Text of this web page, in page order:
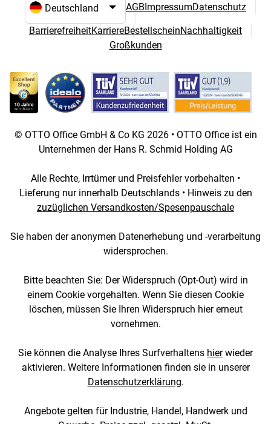
Sprach- und Landesauswahl
AGBImpressumDatenschutz
BarrierefreiheitKarriereBestellscheinNachhaltigkeit
Großkunden
© OTTO Office GmbH & Co KG 2026 • OTTO Office ist ein
Unternehmen der Hans R. Schmid Holding AG
Alle Rechte, Irrtümer und Preisfehler vorbehalten •
Lieferung nur innerhalb Deutschlands • Hinweis zu den
zuzüglichen Versandkosten/Spesenpauschale
Sie haben der anonymen Datenerhebung und -verarbeitung
widersprochen.
Bitte beachten Sie: Der Widerspruch (Opt-Out) wird in
einem Cookie vorgehalten. Wenn Sie diesen Cookie
löschen, müssen Sie Ihren Widerspruch hier erneut
vornehmen.
Sie können die Analyse Ihres Surfverhaltens hierwieder
aktivieren. Weitere Informationen finden sie in unserer
Datenschutzerklärung.
Angebote gelten für Industrie, Handel, Handwerk und